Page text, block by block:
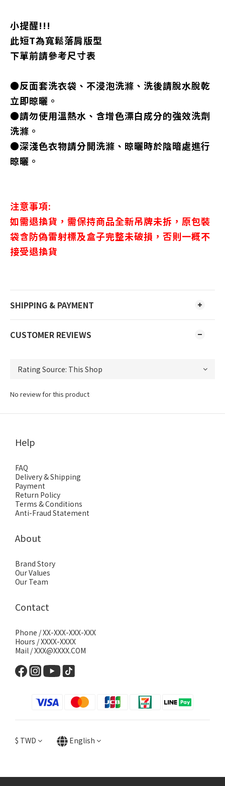
小提醒!!!
此短T為寬鬆落肩版型
下單前請參考尺寸表
●反面套洗衣袋、不浸泡洗滌、洗後請脫水脫乾
立即晾曬。
●請勿使用溫熱水、含增色漂白成分的強效洗劑
洗滌。
●深淺色衣物請分開洗滌、晾曬時於陰暗處進行
晾曬。
注意事項:
如需退換貨，需保持商品全新吊牌未拆，原包裝
袋含防偽雷射標及盒子完整未破損，否則一概不
接受退換貨
SHIPPING & PAYMENT
CUSTOMER REVIEWS
No review for this product
Help
FAQ
Delivery & Shipping
Payment
Return Policy
Terms & Conditions
Anti-Fraud Statement
About
Brand Story
Our Values
Our Team
Contact
Phone / XX-XXX-XXX-XXX
Hours / XXXX-XXXX
Mail / XXX@XXXX.COM
$ TWD English